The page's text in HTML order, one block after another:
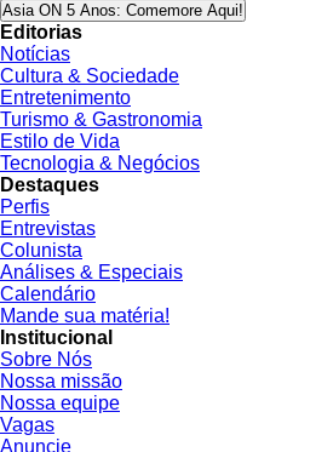
Asia ON 5 Anos: Comemore Aqui!
Editorias
Notícias
Cultura & Sociedade
Entretenimento
Turismo & Gastronomia
Estilo de Vida
Tecnologia & Negócios
Destaques
Perfis
Entrevistas
Colunista
Análises & Especiais
Calendário
Mande sua matéria!
Institucional
Sobre Nós
Nossa missão
Nossa equipe
Vagas
Anuncie